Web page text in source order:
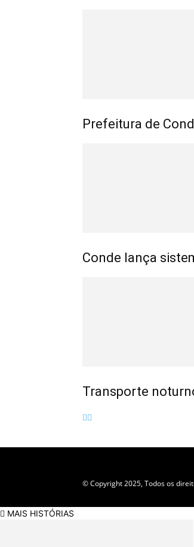
Prefeitura de
Conde lança
Transporte
© Copyright 2025, Todos os
MAIS HISTÓRIAS